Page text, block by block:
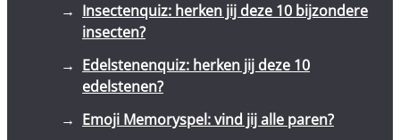
Insectenquiz: herken jij deze 10 bijzondere
insecten?
Edelstenenquiz: herken jij deze 10
edelstenen?
Emoji Memoryspel: vind jij alle paren?